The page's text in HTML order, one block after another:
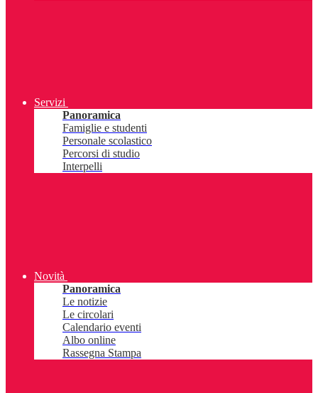
Servizi
Panoramica
Famiglie e studenti
Personale scolastico
Percorsi di studio
Interpelli
Novità
Panoramica
Le notizie
Le circolari
Calendario eventi
Albo online
Rassegna Stampa